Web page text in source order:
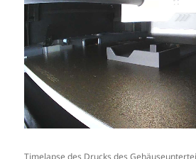
Timelapse des Drucks des